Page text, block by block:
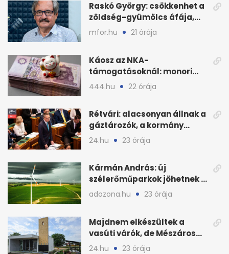
Raskó György: csökkenhet a
zöldség-gyümölcs áfája,
bajban a kukorica
mfor.hu 21 órája
Káosz az NKA-
támogatásoknál: monori
civilek elszámolásai és
444.hu 22 órája
Rétvári: alacsonyan állnak a
gáztározók, a kormány
válságról válságra jut
24.hu 23 órája
Kármán András: új
szélerőműparkok jöhetnek a
kormányülés döntése
adozona.hu 23 órája
Majdnem elkészültek a
vasúti várók, de Mészáros
bizalmasa leromboltatja
24.hu 23 órája